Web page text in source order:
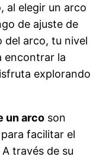
al elegir un arco
de ajuste de
del arco, tu nivel
encontrar la
explorando
un arco son
facilitar el
través de su